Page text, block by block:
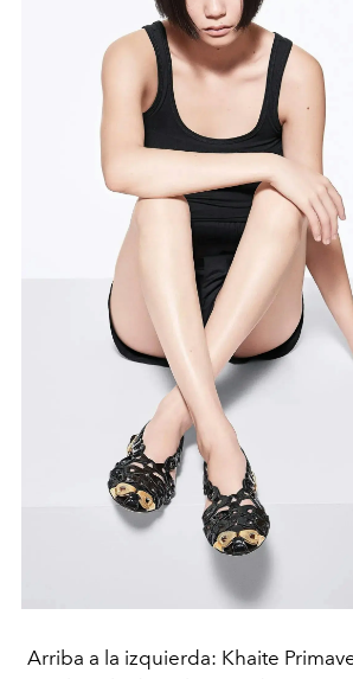
Arriba a la izquierda: Khaite